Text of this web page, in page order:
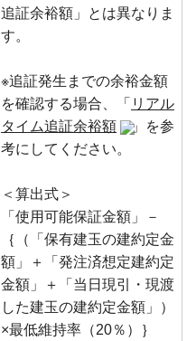
追証余裕額」とは異なりま
す。
※追証発生までの余裕金額
を確認する場合、「 リアル
タイム追証余裕額
」を参
考にしてください。
＜算出式＞
「使用可能保証金額」－
｛（「保有建玉の建約定金
額」＋「発注済想定建約定
金額」＋「当日現引・現渡
した建玉の建約定金額」）
×最低維持率（20％）｝